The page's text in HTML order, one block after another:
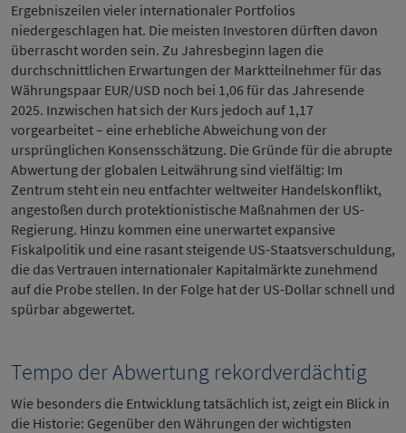
Ergebniszeilen vieler internationaler Portfolios
niedergeschlagen hat. Die meisten Investoren dürften davon
überrascht worden sein. Zu Jahresbeginn lagen die
durchschnittlichen Erwartungen der Marktteilnehmer für das
Währungspaar EUR/USD noch bei 1,06 für das Jahresende
2025. Inzwischen hat sich der Kurs jedoch auf 1,17
vorgearbeitet – eine erhebliche Abweichung von der
ursprünglichen Konsensschätzung. Die Gründe für die abrupte
Abwertung der globalen Leitwährung sind vielfältig: Im
Zentrum steht ein neu entfachter weltweiter Handelskonflikt,
angestoßen durch protektionistische Maßnahmen der US-
Regierung. Hinzu kommen eine unerwartet expansive
Fiskalpolitik und eine rasant steigende US-Staatsverschuldung,
die das Vertrauen internationaler Kapitalmärkte zunehmend
auf die Probe stellen. In der Folge hat der US-Dollar schnell und
spürbar abgewertet.
Tempo der Abwertung rekordverdächtig
Wie besonders die Entwicklung tatsächlich ist, zeigt ein Blick in
die Historie: Gegenüber den Währungen der wichtigsten